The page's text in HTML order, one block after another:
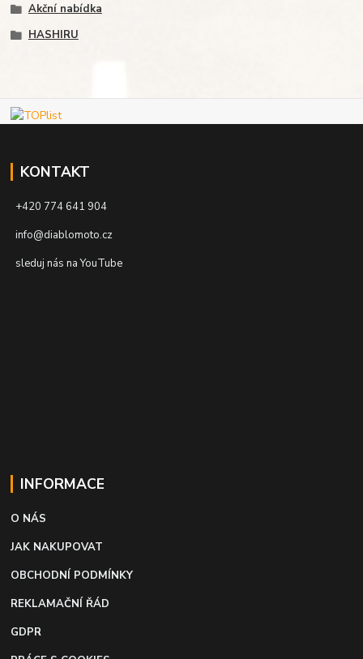
Akční nabídka
HASHIRU
KONTAKT
+420 774 641 904
info@diablomoto.cz
sleduj nás na YouTube
INFORMACE
O NÁS
JAK NAKUPOVAT
OBCHODNÍ PODMÍNKY
REKLAMAČNÍ ŘÁD
GDPR